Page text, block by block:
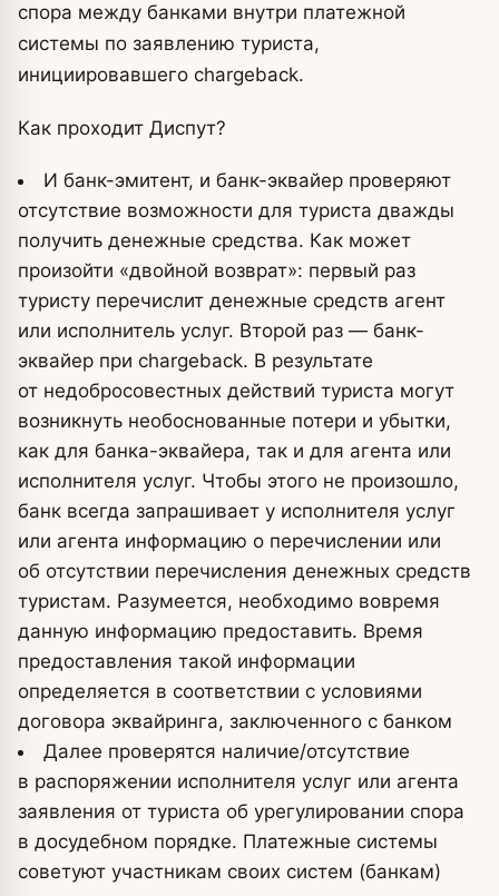
спора между банками внутри платежной
системы по заявлению туриста,
инициировавшего chargeback.
Как проходит Диспут?
И банк-эмитент, и банк-эквайер проверяют
отсутствие возможности для туриста дважды
получить денежные средства. Как может
произойти «двойной возврат»: первый раз
туристу перечислит денежные средств агент
или исполнитель услуг. Второй раз — банк-
эквайер при chargeback. В результате
от недобросовестных действий туриста могут
возникнуть необоснованные потери и убытки,
как для банка-эквайера, так и для агента или
исполнителя услуг. Чтобы этого не произошло,
банк всегда запрашивает у исполнителя услуг
или агента информацию о перечислении или
об отсутствии перечисления денежных средств
туристам. Разумеется, необходимо вовремя
данную информацию предоставить. Время
предоставления такой информации
определяется в соответствии с условиями
договора эквайринга, заключенного с банком
Далее проверятся наличие/отсутствие
в распоряжении исполнителя услуг или агента
заявления от туриста об урегулировании спора
в досудебном порядке. Платежные системы
советуют участникам своих систем (банкам)